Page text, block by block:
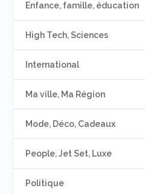
Enfance, famille, éducation
High Tech, Sciences
International
Ma ville, Ma Région
Mode, Déco, Cadeaux
People, Jet Set, Luxe
Politique